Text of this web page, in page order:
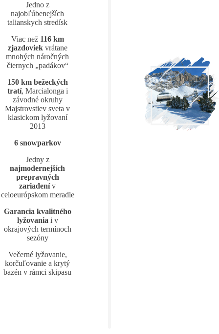
Jedno z
najobľúbenejších
talianskych stredísk
Viac než 116 km
zjazdoviekvrátane
mnohých náročných
čiernych „padákov“
150 km bežeckých
tratí, Marcialonga i
závodné okruhy
Majstrovstiev sveta v
klasickom lyžovaní
2013
6 snowparkov
Jedny z
najmodernejších
prepravných
zariadenív
celoeurópskom meradle
Garancia kvalitného
lyžovania i v
okrajových termínoch
sezóny
Večerné lyžovanie,
korčuľovanie a krytý
bazén v rámci skipasu